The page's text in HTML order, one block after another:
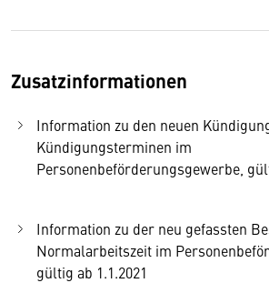
Zusatzinformationen
Information zu den neuen
Kündigungsterminen im
Personenbeförderungsgewerbe,
Information zu der neu gefassten
Normalarbeitszeit im
gültig ab 1.1.2021